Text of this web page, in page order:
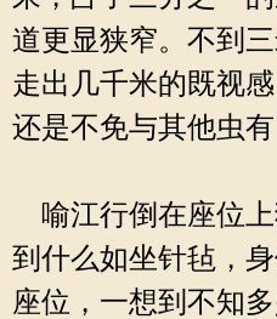
道更显狭窄。不到
走出几千米的既视
还是不免与其他虫有
喻江行倒在座位
到什么如坐针毡，
座位，一想到不知